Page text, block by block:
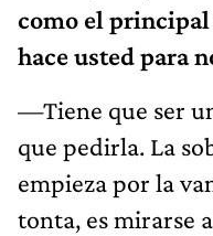
como el principal
hace usted para
—Tiene que ser
que pedirla. La
empieza por la
tonta, es mirarse